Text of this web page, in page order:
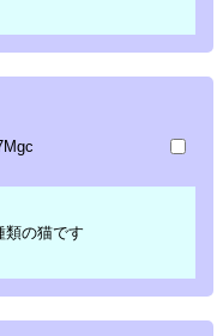
類の猫です